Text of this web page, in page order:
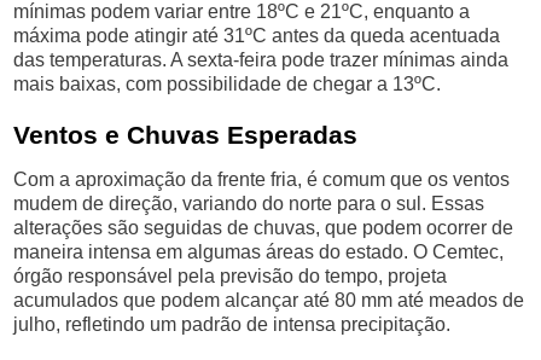
mínimas podem variar entre 18ºC e 21ºC, enquanto a
máxima pode atingir até 31ºC antes da queda acentuada
das temperaturas. A sexta-feira pode trazer mínimas ainda
mais baixas, com possibilidade de chegar a 13ºC.
Ventos e Chuvas Esperadas
Com a aproximação da frente fria, é comum que os ventos
mudem de direção, variando do norte para o sul. Essas
alterações são seguidas de chuvas, que podem ocorrer de
maneira intensa em algumas áreas do estado. O Cemtec,
órgão responsável pela previsão do tempo, projeta
acumulados que podem alcançar até 80 mm até meados de
julho, refletindo um padrão de intensa precipitação.